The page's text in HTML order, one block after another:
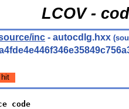
LCOV -
inc - autocdlg.hxx
code